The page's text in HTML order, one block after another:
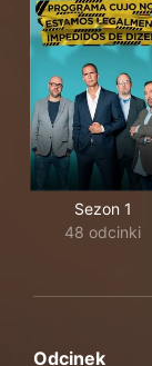
Sezon 1
48 odcinki
Odcinek